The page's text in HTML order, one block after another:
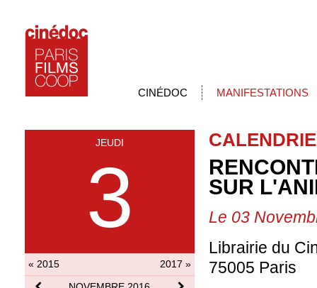
CINÉDOC MANIFESTATIONS
JEUDI
3
« 2015
2017 »
SUR
Le 03
Librairie du
75005 Paris